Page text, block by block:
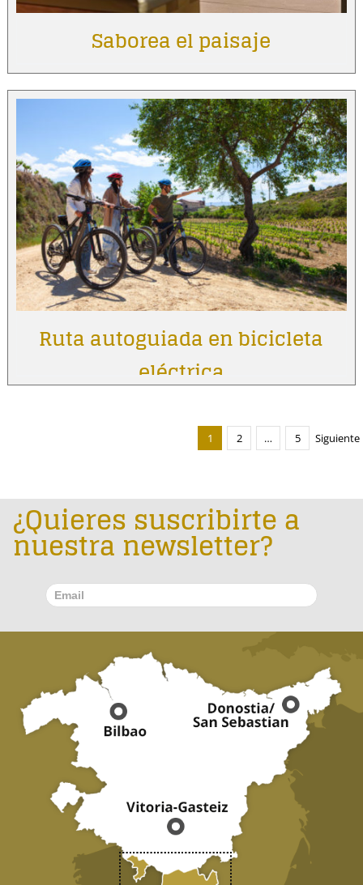
Saborea el paisaje
Ruta autoguiada en bicicleta
eléctrica
1 2 … 5 Siguiente
¿Quieres suscribirte a
nuestra newsletter?